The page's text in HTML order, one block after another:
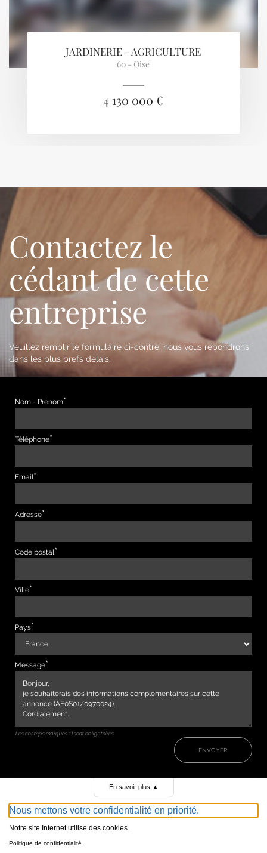
JARDINERIE - AGRICULTURE
60 - Oise
4 130 000 €
Contactez le
cédant de cette
entreprise
Veuillez remplir le formulaire ci-contre, nous vous répondrons
dans les plus brefs délais.
Nom - Prénom
Téléphone
Email
Adresse
Code postal
Ville
Pays
Message
Les champs marqués (*) sont obligatoires
ENVOYER
En savoir plus ▲
Nous mettons votre confidentialité en priorité.
Notre site Internet utilise des cookies.
Politique de confidentialité